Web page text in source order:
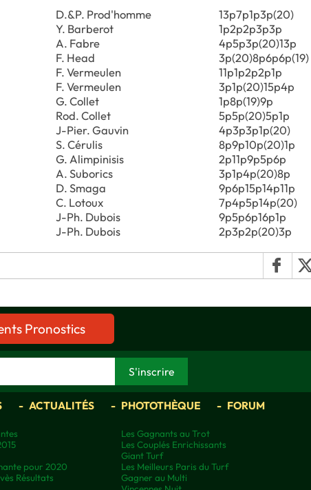
D.&P. Prod'homme 13p7p1p3p(20)
Y. Barberot 1p2p2p3p3p
A. Fabre 4p5p3p(20)13p
F. Head 3p(20)8p6p6p(19)
F. Vermeulen 11p1p2p2p1p
F. Vermeulen 3p1p(20)15p4p
G. Collet 1p8p(19)9p
Rod. Collet 5p5p(20)5p1p
J-Pier. Gauvin 4p3p3p1p(20)
S. Cérulis 8p9p10p(20)1p
G. Alimpinisis 2p11p9p5p6p
A. Suborics 3p1p4p(20)8p
D. Smaga 9p6p15p14p11p
C. Lotoux 7p4p5p14p(20)
J-Ph. Dubois 9p5p6p16p1p
J-Ph. Dubois 2p3p2p(20)3p
Pronostics
ACTUALITÉS PHOTOTHÈQUE FORUM
pour 2020
Résultats
Les Gagnants au Trot
Les Couplés Enrichissants
Giant Turf
Les Meilleurs Paris du Turf
Gagner au Multi